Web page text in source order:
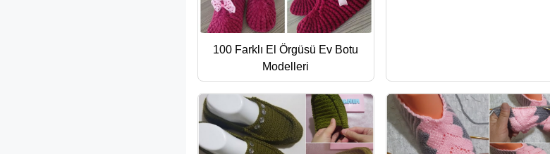
100 Farklı El Örgüsü Ev Botu
Modelleri